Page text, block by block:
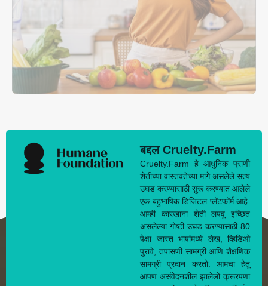
बद्दल Cruelty.Farm
Cruelty.Farm हे आधुनिक प्राणी
शेतीच्या वास्तवतेच्या मागे असलेले सत्य
उघड करण्यासाठी सुरू करण्यात आलेले
एक बहुभाषिक डिजिटल प्लॅटफॉर्म आहे.
आम्ही कारखाना शेती लपवू इच्छित
असलेल्या गोष्टी उघड करण्यासाठी 80
पेक्षा जास्त भाषांमध्ये लेख, व्हिडिओ
पुरावे, तपासणी सामग्री आणि शैक्षणिक
सामग्री प्रदान करतो. आमचा हेतू
आपण असंवेदनशील झालेलो क्रूरपणा